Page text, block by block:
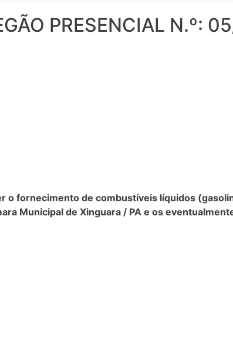
PRESENCIAL N.º:
o fornecimento de combustíveis líquidos
Municipal de Xinguara / PA e os